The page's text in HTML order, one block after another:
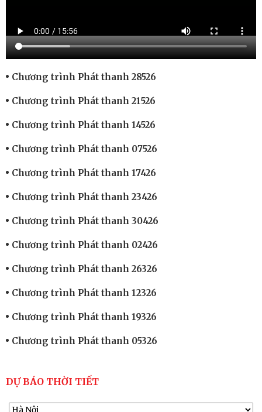
Chương trình Phát thanh 28526
Chương trình Phát thanh 21526
Chương trình Phát thanh 14526
Chương trình Phát thanh 07526
Chương trình Phát thanh 17426
Chương trình Phát thanh 23426
Chương trình Phát thanh 30426
Chương trình Phát thanh 02426
Chương trình Phát thanh 26326
Chương trình Phát thanh 12326
Chương trình Phát thanh 19326
Chương trình Phát thanh 05326
DỰ BÁO THỜI TIẾT